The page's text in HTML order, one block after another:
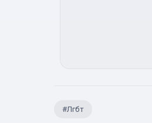
#Лгбт